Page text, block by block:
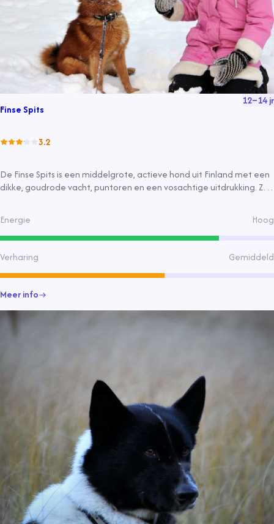
Finse Spits
12–14jr
3.2
De Finse Spits is een middelgrote, actieve hond uit Finland met een
dikke, goudrode vacht, puntoren en een vosachtige uitdrukking. Ze
Energie Hoog
Verharing Gemiddeld
Meer info